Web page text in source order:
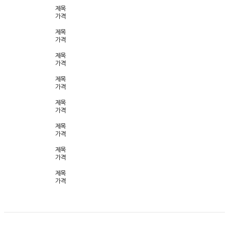
제목
가격
제목
가격
제목
가격
제목
가격
제목
가격
제목
가격
제목
가격
제목
가격